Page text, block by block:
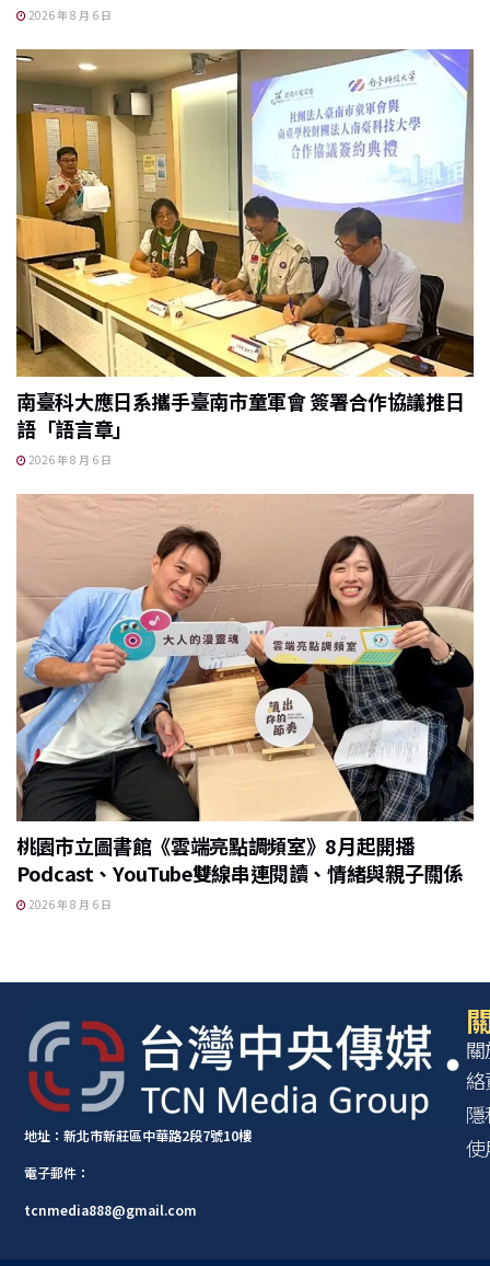
2026 年 8 月 6 日
南臺科大應日系攜手臺南市童軍會 簽署合作協議推日
語「語言章」
2026 年 8 月 6 日
桃園市立圖書館《雲端亮點調頻室》8月起開播
Podcast、YouTube雙線串連閱讀、情緒與親子關係
2026 年 8 月 6 日
地址：新北市新莊區中華路2段7號10樓
電子郵件：
tcnmedia888@gmail.com